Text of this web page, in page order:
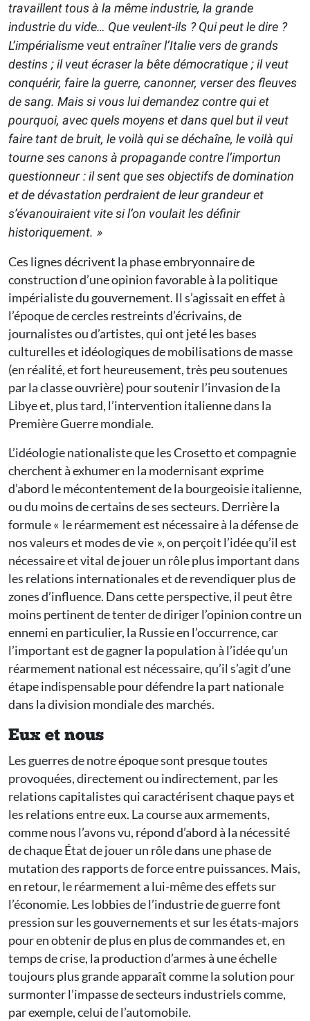
travaillent tous à la même industrie, la grande
industrie du vide… Que veulent-ils ? Qui peut le dire ?
L’impérialisme veut entraîner l’Italie vers de grands
destins ; il veut écraser la bête démocratique ; il veut
conquérir, faire la guerre, canonner, verser des fleuves
de sang. Mais si vous lui demandez contre qui et
pourquoi, avec quels moyens et dans quel but il veut
faire tant de bruit, le voilà qui se déchaîne, le voilà qui
tourne ses canons à propagande contre l’importun
questionneur : il sent que ses objectifs de domination
et de dévastation perdraient de leur grandeur et
s’évanouiraient vite si l’on voulait les définir
historiquement. »
Ces lignes décrivent la phase embryonnaire de
construction d’une opinion favorable à la politique
impérialiste du gouvernement. Il s’agissait en effet à
l’époque de cercles restreints d’écrivains, de
journalistes ou d’artistes, qui ont jeté les bases
culturelles et idéologiques de mobilisations de masse
(en réalité, et fort heureusement, très peu soutenues
par la classe ouvrière) pour soutenir l’invasion de la
Libye et, plus tard, l’intervention italienne dans la
Première Guerre mondiale.
L’idéologie nationaliste que les Crosetto et compagnie
cherchent à exhumer en la modernisant exprime
d’abord le mécontentement de la bourgeoisie italienne,
ou du moins de certains de ses secteurs. Derrière la
formule « le réarmement est nécessaire à la défense de
nos valeurs et modes de vie », on perçoit l’idée qu’il est
nécessaire et vital de jouer un rôle plus important dans
les relations internationales et de revendiquer plus de
zones d’influence. Dans cette perspective, il peut être
moins pertinent de tenter de diriger l’opinion contre un
ennemi en particulier, la Russie en l’occurrence, car
l’important est de gagner la population à l’idée qu’un
réarmement national est nécessaire, qu’il s’agit d’une
étape indispensable pour défendre la part nationale
dans la division mondiale des marchés.
Eux et nous
Les guerres de notre époque sont presque toutes
provoquées, directement ou indirectement, par les
relations capitalistes qui caractérisent chaque pays et
les relations entre eux. La course aux armements,
comme nous l’avons vu, répond d’abord à la nécessité
de chaque État de jouer un rôle dans une phase de
mutation des rapports de force entre puissances. Mais,
en retour, le réarmement a lui-même des effets sur
l’économie. Les lobbies de l’industrie de guerre font
pression sur les gouvernements et sur les états-majors
pour en obtenir de plus en plus de commandes et, en
temps de crise, la production d’armes à une échelle
toujours plus grande apparaît comme la solution pour
surmonter l’impasse de secteurs industriels comme,
par exemple, celui de l’automobile.